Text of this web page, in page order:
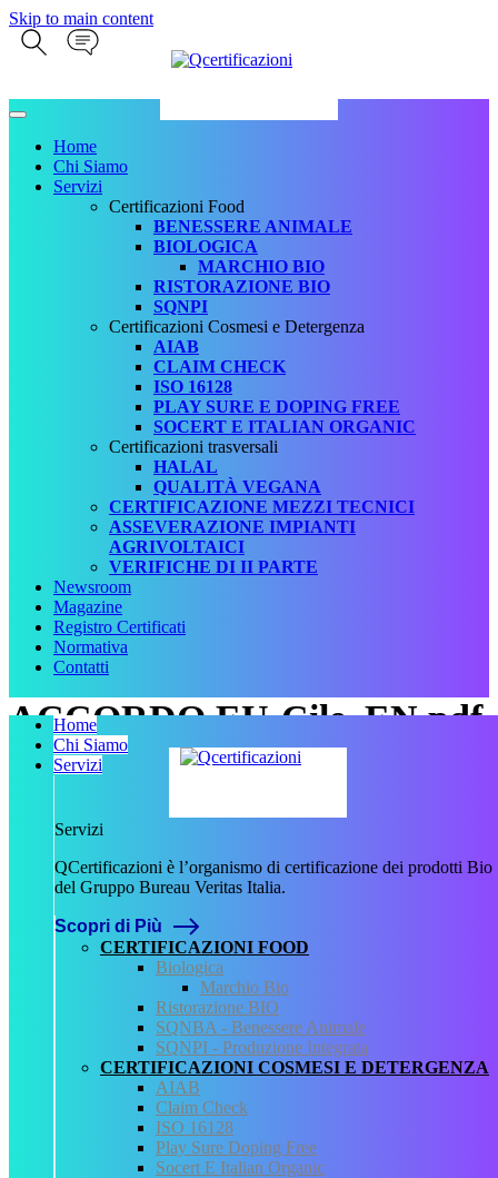
Skip to main content
Home
Chi Siamo
Servizi
Certificazioni Food
BENESSERE ANIMALE
BIOLOGICA
MARCHIO BIO
RISTORAZIONE BIO
SQNPI
Certificazioni Cosmesi e Detergenza
AIAB
CLAIM CHECK
ISO 16128
PLAY SURE E DOPING FREE
SOCERT E ITALIAN ORGANIC
Certificazioni trasversali
HALAL
QUALITÀ VEGANA
CERTIFICAZIONE MEZZI TECNICI
ASSEVERAZIONE IMPIANTI
AGRIVOLTAICI
VERIFICHE DI II PARTE
Newsroom
Magazine
Registro Certificati
Normativa
Contatti
Home
Chi Siamo
Servizi
Servizi
QCertificazioni è l’organismo di certificazione dei prodotti Bio
del Gruppo Bureau Veritas Italia.
Scopri di Più
CERTIFICAZIONI FOOD
Biologica
Marchio Bio
Ristorazione BIO
SQNBA - Benessere Animale
SQNPI - Produzione Integrata
CERTIFICAZIONI COSMESI E DETERGENZA
AIAB
Claim Check
ISO 16128
Play Sure Doping Free
Socert E Italian Organic
ACCORDO EU-Cile_EN.pdf
2023.
Precedente
CHI SIAMO
REGISTRO CERTIFICATI
NORMATIVA
AREA DOWNLOAD
POLITICA QHSE
FAQ – DOMANDE FREQUENTI
CONTATTI